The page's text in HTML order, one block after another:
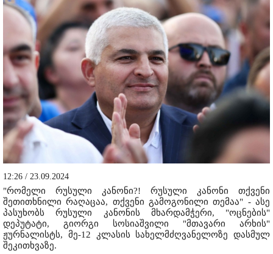
12:26 / 23.09.2024
"რომელი რუსული კანონი?! რუსული კანონი თქვენი
შეთითხნილი რაღაცაა, თქვენი გამოგონილი თემაა" - ასე
პასუხობს რუსული კანონის მხარდამჭერი, "ოცნების"
დეპუტატი, გიორგი სოსიაშვილი "მთავარი არხის"
ჟურნალისტს, მე-12 კლასის სახელმძღვანელოზე დასმულ
შეკითხვაზე.